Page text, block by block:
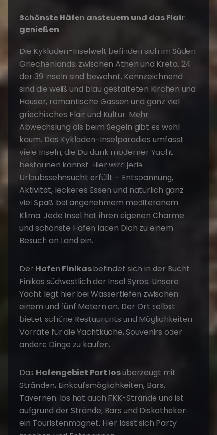
Schönste Häfen ansteuern und das Flair
genießen
Die Kykladen-Inselwelt befinden sich im Süden
Griechenlands, zwischen Athen und Kreta. 24
der 39 Inseln sind bewohnt. Kennzeichnend
sind die weiß und blau gestalteten Kirchen und
Häuser, romantische Gassen und ganz viel
griechisches Flair und Kultur. Mehr
Abwechslung als beim Segeln gibt es wohl
kaum. Das Kykladen-Inselparadies umfasst
viele Inseln, die Du dank moderner Yacht
bestaunen kannst. Hier wird jede
Urlaubssehnsucht erfüllt – Entspannung,
Aktivität, leckeres Essen und natürlich ganz
viel Spaß bei angenehmem mediteranem
Klima. Jede Insel hat ihren eigenen Charme
und schönste Häfen laden Dich zu einem
Besuch an Land ein.
Der Hafen Finikasbefindet sich in der Bucht
Finikas südwestlich der Insel Syros. Unsere
Yacht legt hier bei Wassertiefen zwischen
einem und fünf Metern an. Der Ort selbst
bietet schöne Restaurants und Möglichkeiten
Vorräte für die Yachtküche, Souvenirs oder
andere Dinge zu kaufen.
Das Hafengebiet Port Iosüberzeugt mit
Stränden, Einkaufsmöglichkeiten, Bars,
Tavernen. Ios hat auch FKK-Strände und ist
aufgrund der Strände, Bars und Diskotheken
ein Touristenmagnet. Hier lässt sich Party